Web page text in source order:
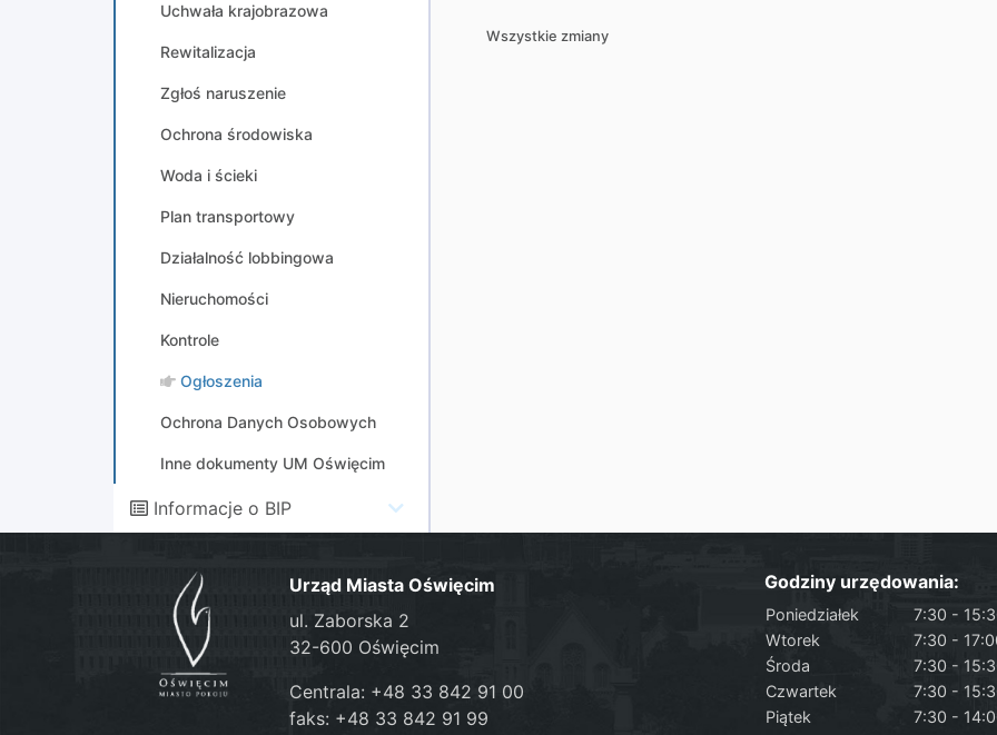
Uchwała krajobrazowa
Rewitalizacja
Zgłoś naruszenie
Ochrona środowiska
Woda i ścieki
Plan transportowy
Działalność lobbingowa
Nieruchomości
Kontrole
Ogłoszenia
Ochrona Danych Osobowych
Inne dokumenty UM Oświęcim
Informacje o BIP
Wszystkie zmiany
Urząd Miasta Oświęcim
ul. Zaborska 2
32-600 Oświęcim
Centrala: +48 33 842 91 00
faks: +48 33 842 91 99
Godziny urzędowania:
Poniedziałek
7:30 -
Wtorek
7:30 -
Środa
7:30 -
Czwartek
7:30 -
Piątek
7:30 -